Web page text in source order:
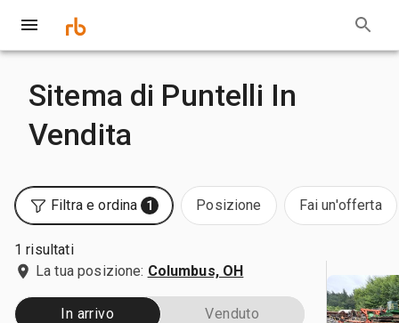
Sitema di Puntelli In
Vendita
Filtra e ordina 1 Posizione Fai un'offerta
1 risultati
La tua posizione: Columbus, OH
In arrivo Venduto